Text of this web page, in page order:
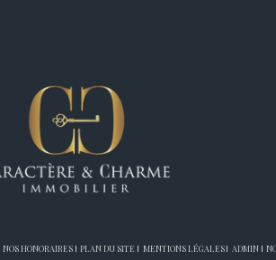
NOS HONORAIRES PLAN DU SITE MENTIONS LÉGALES ADMIN